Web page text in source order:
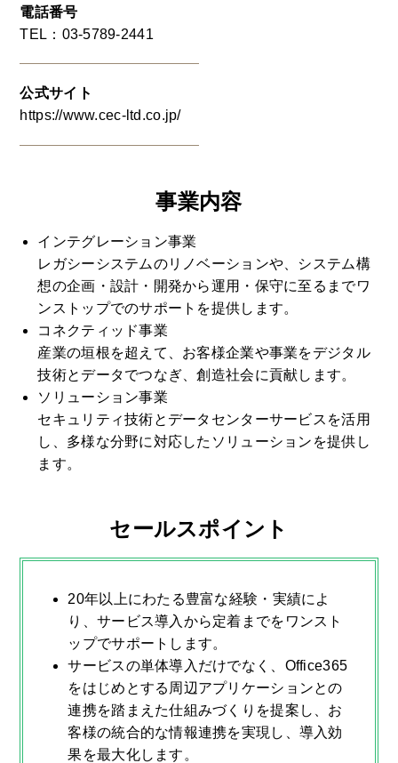
電話番号
TEL：03-5789-2441
公式サイト
https://www.cec-ltd.co.jp/
事業内容
インテグレーション事業
レガシーシステムのリノベーションや、システム構
想の企画・設計・開発から運用・保守に至るまでワ
ンストップでのサポートを提供します。
コネクティッド事業
産業の垣根を超えて、お客様企業や事業をデジタル
技術とデータでつなぎ、創造社会に貢献します。
ソリューション事業
セキュリティ技術とデータセンターサービスを活用
し、多様な分野に対応したソリューションを提供し
ます。
セールスポイント
20年以上にわたる豊富な経験・実績によ
り、サービス導入から定着までをワンスト
ップでサポートします。
サービスの単体導入だけでなく、Office365
をはじめとする周辺アプリケーションとの
連携を踏まえた仕組みづくりを提案し、お
客様の統合的な情報連携を実現し、導入効
果を最大化します。